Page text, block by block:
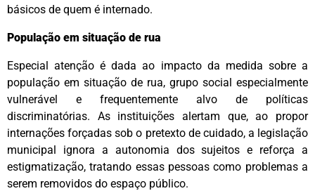
básicos de quem é internado.
População em situação de rua
Especial atenção é dada ao impacto da medida sobre a
população em situação de rua, grupo social especialmente
vulnerável e frequentemente alvo de políticas
discriminatórias. As instituições alertam que, ao propor
internações forçadas sob o pretexto de cuidado, a legislação
municipal ignora a autonomia dos sujeitos e reforça a
estigmatização, tratando essas pessoas como problemas a
serem removidos do espaço público.